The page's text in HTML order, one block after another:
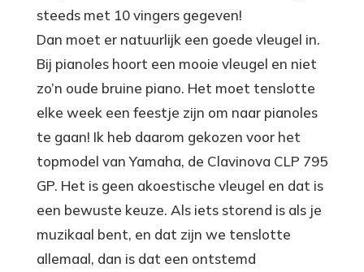
steeds met 10 vingers gegeven!
Dan moet er natuurlijk een goede vleugel in.
Bij pianoles hoort een mooie vleugel en niet
zo’n oude bruine piano. Het moet tenslotte
elke week een feestje zijn om naar pianoles
te gaan! Ik heb daarom gekozen voor het
topmodel van Yamaha, de Clavinova CLP 795
GP. Het is geen akoestische vleugel en dat is
een bewuste keuze. Als iets storend is als je
muzikaal bent, en dat zijn we tenslotte
allemaal, dan is dat een ontstemd